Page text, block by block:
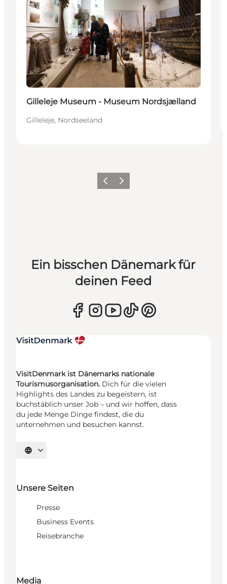
Gilleleje Museum - Museum Nordsjælland
Gilleleje, Nordseeland
ZurückWeiter
Ein bisschen Dänemark für
deinen Feed
VisitDenmark ist Dänemarks nationale
Tourismusorganisation. Dich für die vielen
Highlights des Landes zu begeistern, ist
buchstäblich unser Job – und wir hoffen, dass
du jede Menge Dinge findest, die du
unternehmen und besuchen kannst.
Sprache auswählen
Unsere Seiten
Presse
Business Events
Reisebranche
Media